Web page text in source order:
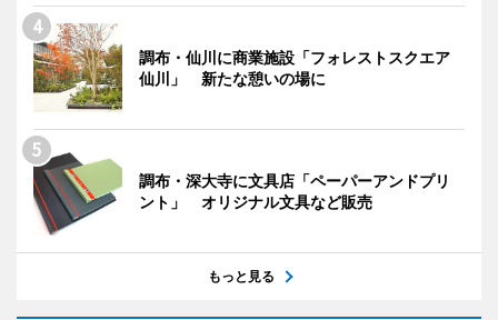
調布・仙川に商業施設「フォレストスクエア
仙川」 新たな憩いの場に
調布・深大寺に文具店「ペーパーアンドプリ
ント」 オリジナル文具など販売
もっと見る